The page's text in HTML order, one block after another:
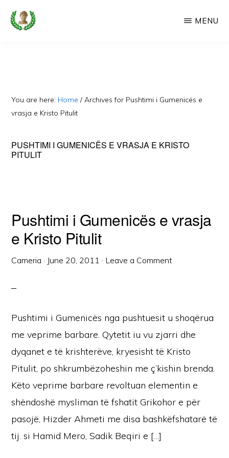
Skip
Faqe
e
Popullit
MENU
You are here: Home / Archives for Pushtimi i Gumenicës e
vrasja e Kristo Pitulit
PUSHTIMI I GUMENICËS E VRASJA E KRISTO
PITULIT
Pushtimi i Gumenicës e vrasja
e Kristo Pitulit
Cameria · June 20, 2011 · Leave a Comment
Pushtimi i Gumenicës nga pushtuesit u shoqërua
me veprime barbare. Qytetit iu vu zjarri dhe
dyqanet e të krishterëve, kryesisht të Kristo
Pitulit, po shkrumbëzoheshin me ç’kishin brenda.
Këto veprime barbare revoltuan elementin e
shëndoshë mysliman të fshatit Grikohor e për
pasojë, Hizder Ahmeti me disa bashkëfshatarë të
tij. si Hamid Mero, Sadik Beqiri e […]